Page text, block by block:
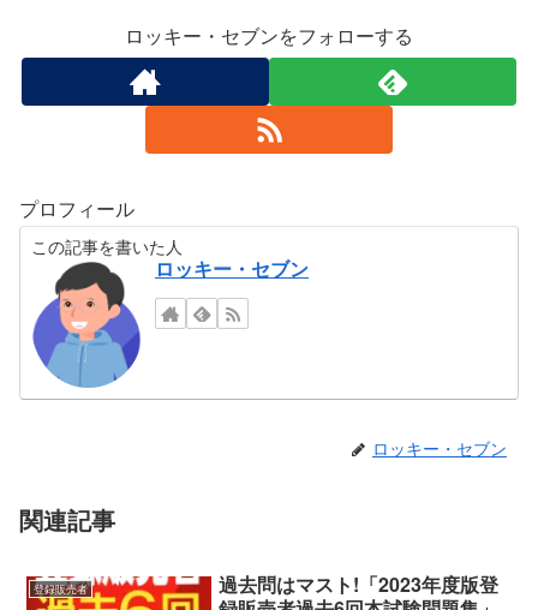
ロッキー・セブンをフォローする
プロフィール
この記事を書いた人
ロッキー・セブン
ロッキー・セブン
関連記事
登録販売者
過去問はマスト!「2023年度版登